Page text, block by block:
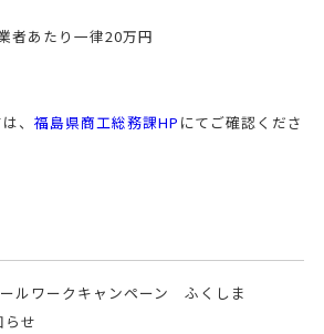
あたり一律20万円
、 福島県商工総務課HP にてご確認くださ
ルワークキャンペーン ふくしま
らせ